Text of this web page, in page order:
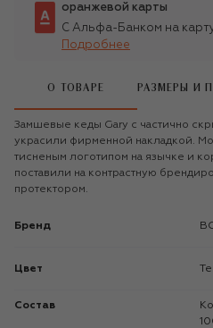
оранжевой карты
С Альфа-Банком на
Подробнее
О ТОВАРЕ РАЗМЕРЫ И
Замшевые кеды Gary с частично
украсили фирменной накладкой.
тисненым логотипом на язычке и
поставили на контрастную
протектором.
Бренд
Цвет
Состав
Кожа: 100%; Подошва-полимер: